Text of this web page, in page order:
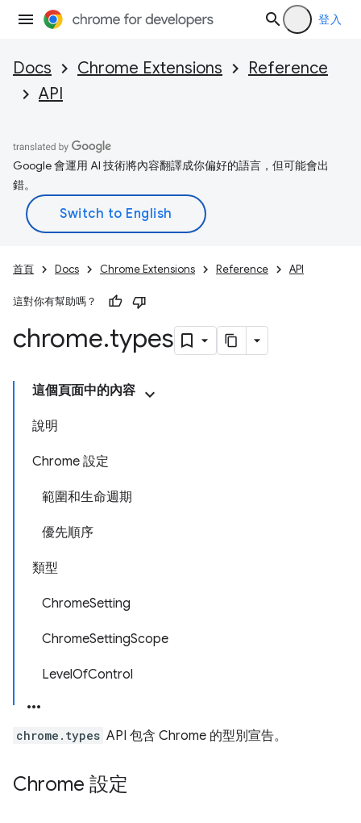
登入
Docs Chrome Extensions
Reference
API
Google 會運用 AI 技術將內容翻譯成你偏好的語言，但可能會出
錯。
首頁 Docs Chrome Extensions Reference API
這對你有幫助嗎？
chrome.types
這個頁面中的內容
說明
Chrome 設定
範圍和生命週期
優先順序
類型
ChromeSetting
ChromeSettingScope
LevelOfControl
chrome.types API 包含 Chrome 的型別宣告。
Chrome 設定